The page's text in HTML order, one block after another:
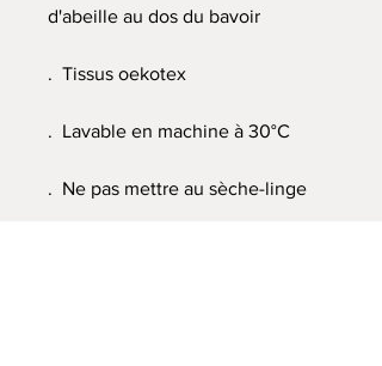
d'abeille au dos du bavoir
. Tissus oekotex
. Lavable en machine à 30°C
. Ne pas mettre au sèche-linge